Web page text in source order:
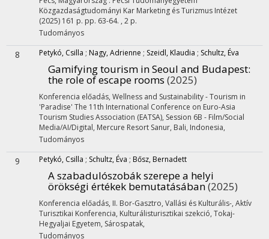
Közgazdaságtudományi Kar Marketing és Turizmus Intézet
(2025) 161 p. pp. 63-64. , 2 p.
Tudományos
8 Petykó, Csilla ; Nagy, Adrienne ; Szeidl, Klaudia ; Schultz, Éva
Gamifying tourism in Seoul and Budapest:
the role of escape rooms (2025)
Konferencia előadás, Wellness and Sustainability - Tourism in
'Paradise' The 11th International Conference on Euro-Asia
Tourism Studies Association (EATSA), Session 6B - Film/Social
Media/AI/Digital, Mercure Resort Sanur, Bali, Indonesia,
Tudományos
9 Petykó, Csilla ; Schultz, Éva ; Bősz, Bernadett
A szabadulószobák szerepe a helyi
örökségi értékek bemutatásában(2025)
Konferencia előadás, II. Bor-Gasztro, Vallási és Kulturális-, Aktív
Turisztikai Konferencia, Kulturálisturisztikai szekció, Tokaj-
Hegyaljai Egyetem, Sárospatak,
Tudományos